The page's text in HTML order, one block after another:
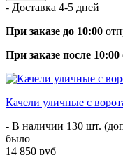
- Доставка 4-5 дней
При заказе до 10:00
При заказе после 10:00
Качели уличные с
- В наличии 130 шт.
было
14 850 руб